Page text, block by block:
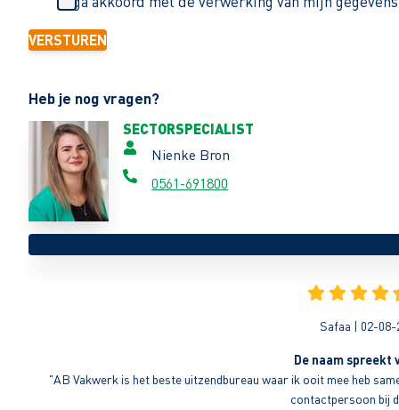
VERSTUREN
Heb je nog vragen?
SECTORSPECIALIST
Nienke Bron
0561-691800
Safaa | 02-08-
De naam spreekt
"AB Vakwerk is het beste uitzendbureau waar ik ooit mee heb
contactpersoon bij